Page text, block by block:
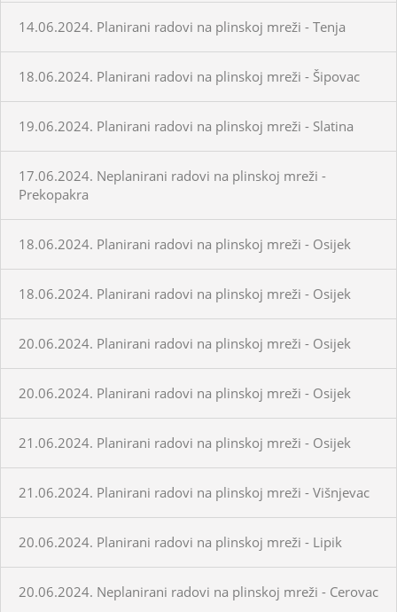
14.06.2024. Planirani radovi na plinskoj mreži - Tenja
18.06.2024. Planirani radovi na plinskoj mreži - Šipovac
19.06.2024. Planirani radovi na plinskoj mreži - Slatina
17.06.2024. Neplanirani radovi na plinskoj mreži -
Prekopakra
18.06.2024. Planirani radovi na plinskoj mreži - Osijek
18.06.2024. Planirani radovi na plinskoj mreži - Osijek
20.06.2024. Planirani radovi na plinskoj mreži - Osijek
20.06.2024. Planirani radovi na plinskoj mreži - Osijek
21.06.2024. Planirani radovi na plinskoj mreži - Osijek
21.06.2024. Planirani radovi na plinskoj mreži - Višnjevac
20.06.2024. Planirani radovi na plinskoj mreži - Lipik
20.06.2024. Neplanirani radovi na plinskoj mreži - Cerovac